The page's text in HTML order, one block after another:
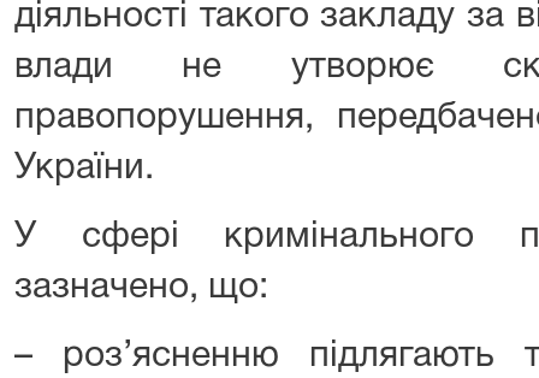
діяльності такого закладу за
влади не утворює
правопорушення,
України.
У сфері кримінального
зазначено, що:
– роз’ясненню підлягають